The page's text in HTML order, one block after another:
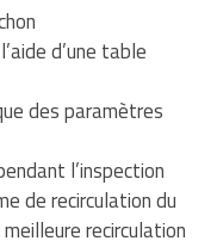
d’une table
des paramètres
l’inspection
de recirculation du
recirculation